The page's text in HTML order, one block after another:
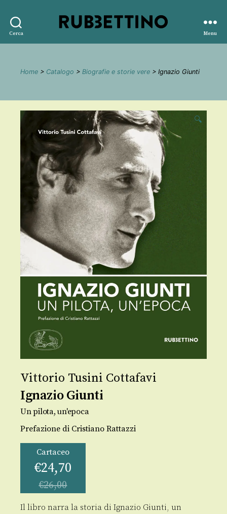
Cerca
editore
Menu
Home > Catalogo > Biografie e storie vere > Ignazio Giunti
🔍
Vittorio Tusini Cottafavi
Ignazio Giunti
Un pilota, un'epoca
Prefazione di Cristiano Rattazzi
Cartaceo
€24,70
€26,00
Il libro narra la storia di Ignazio Giunti, un